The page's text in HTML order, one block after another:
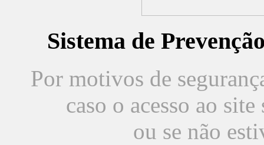
Sistema de
Por motivos de
caso o acesso ao
ou se não